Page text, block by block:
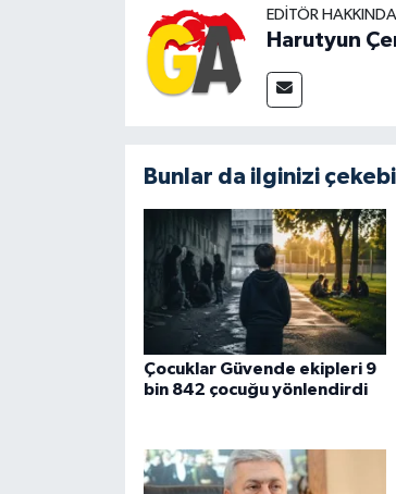
EDITÖR HAKKINDA
Harutyun
Bunlar da ilginizi
Çocuklar Güvende ekipleri 9
bin 842 çocuğu yönlendirdi